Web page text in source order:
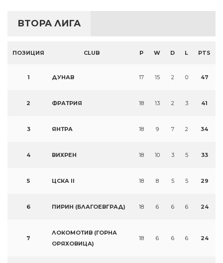
ВТОРА ЛИГА
ПОЗИЦИЯ CLUB P W D L PTS
1 ДУНАВ 17 15 2 0 47
2 ФРАТРИЯ 18 13 2 3 41
3 ЯНТРА 18 9 7 2 34
4 ВИХРЕН 18 10 3 5 33
5 ЦСКА II 18 8 5 5 29
6 ПИРИН (БЛАГОЕВГРАД) 18 6 6 6 24
7
ЛОКОМОТИВ (ГОРНА
ОРЯХОВИЦА)
18 6 6 6 24